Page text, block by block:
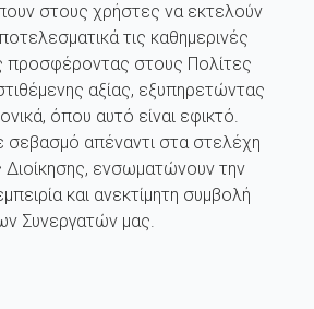
στους χρήστες να εκτελούν
τις καθημερινές
προσφέροντας στους Πολίτες
αξίας, εξυπηρετώντας
όπου αυτό είναι εφικτό.
σεβασμό απέναντι στα στελέχη
Διοίκησης, ενσωματώνουν την
και ανεκτίμητη συμβολή
Συνεργατών μας.